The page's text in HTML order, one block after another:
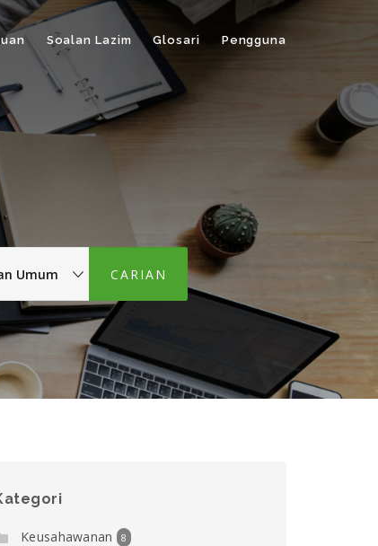
Soalan Lazim Glosari Pengguna
Keusahawanan 8